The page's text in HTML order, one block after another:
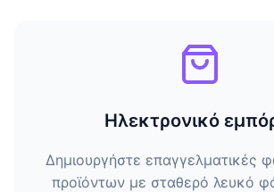
Ηλεκτρονικό
Δημιουργήστε επαγγελματικές
προϊόντων με σταθερό λευκό